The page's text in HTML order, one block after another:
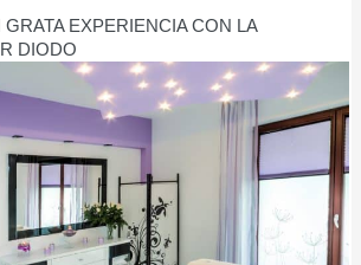
EXPERIENCIA CON LA
DIODO